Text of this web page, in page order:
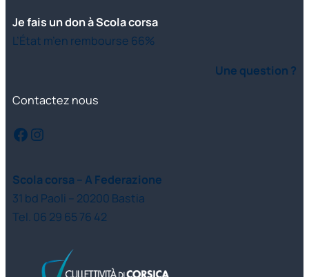
Je fais un don à Scola corsa
L’État m’en rembourse 66%
Une question ?
Contactez nous
Facebook Instagram
Scola corsa – A Federazione
31 bd Paoli – 20200 Bastia
Tel. 06 29 65 76 42